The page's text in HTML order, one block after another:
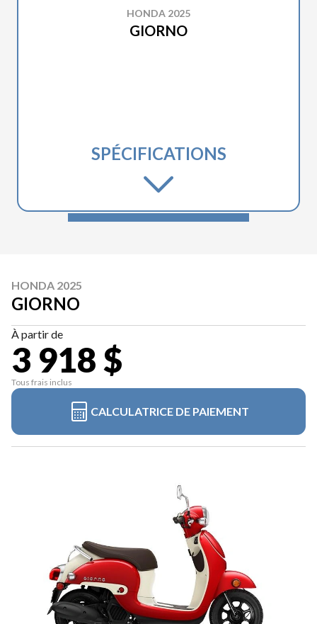
HONDA 2025
GIORNO
SPÉCIFICATIONS
HONDA 2025
GIORNO
À partir de
3 918 $
Tous frais inclus
CALCULATRICE DE PAIEMENT